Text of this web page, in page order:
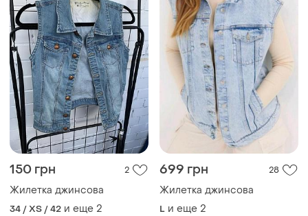
150 грн 2
Жилетка джинсова
34 / XS / 42 и еще 2
699 грн 28
Жилетка джинсова
L и еще 2